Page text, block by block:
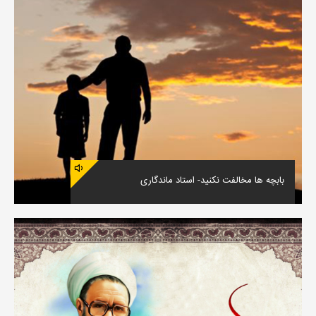
بابچه ها مخالفت نکنید- استاد ماندگاری